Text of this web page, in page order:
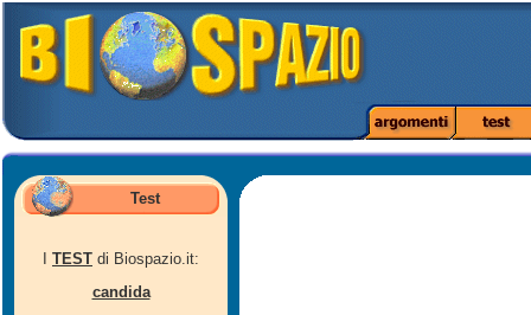
Test
TEST di Biospazio.it:
candida